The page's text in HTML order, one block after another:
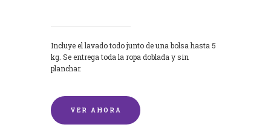
Incluye el lavado todo junto de una bolsa hasta 5
kg. Se entrega toda la ropa doblada y sin
planchar.
VER AHORA